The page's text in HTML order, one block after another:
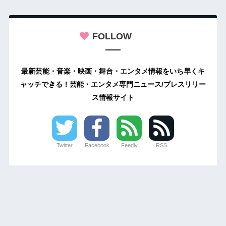
FOLLOW
最新芸能・音楽・映画・舞台・エンタメ情報をいち早くキ
ャッチできる！芸能・エンタメ専門ニュース/プレスリリー
ス情報サイト
Twitter Facebook Feedly RSS